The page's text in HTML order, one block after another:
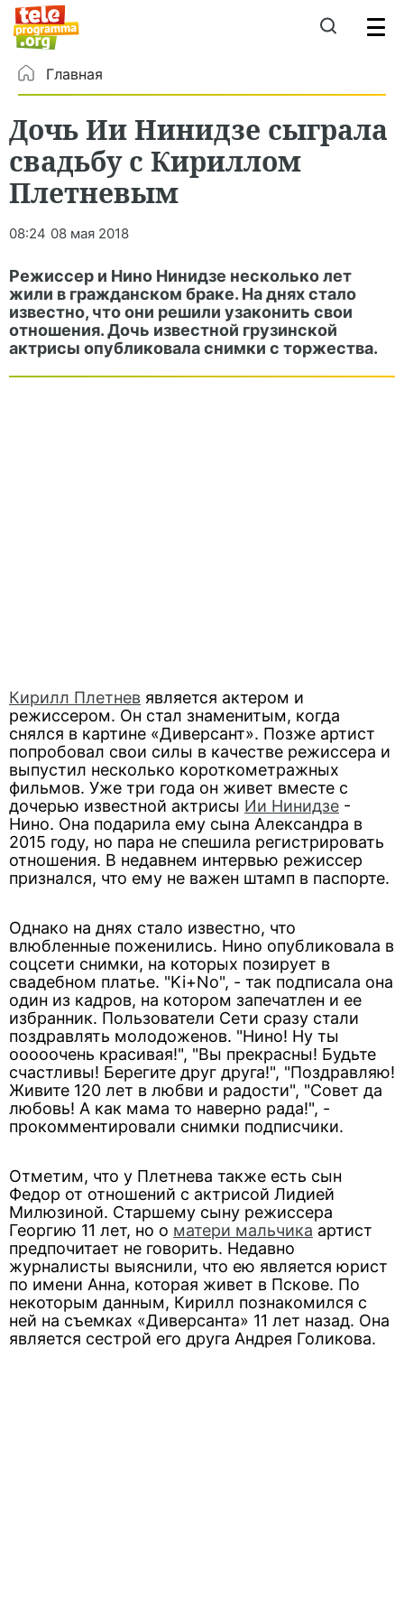
Главная
Дочь Ии Нинидзе сыграла
свадьбу с Кириллом
Плетневым
08:24 08 мая 2018
Режиссер и Нино Нинидзе несколько лет
жили в гражданском браке. На днях стало
известно, что они решили узаконить свои
отношения. Дочь известной грузинской
актрисы опубликовала снимки с торжества.
Кирилл Плетнев является актером и
режиссером. Он стал знаменитым, когда
снялся в картине «Диверсант». Позже артист
попробовал свои силы в качестве режиссера и
выпустил несколько короткометражных
фильмов. Уже три года он живет вместе с
дочерью известной актрисы Ии Нинидзе -
Нино. Она подарила ему сына Александра в
2015 году, но пара не спешила регистрировать
отношения. В недавнем интервью режиссер
признался, что ему не важен штамп в паспорте.
Однако на днях стало известно, что
влюбленные поженились. Нино опубликовала в
соцсети снимки, на которых позирует в
свадебном платье. "Ki+No", - так подписала она
один из кадров, на котором запечатлен и ее
избранник. Пользователи Сети сразу стали
поздравлять молодоженов. "Нино! Ну ты
ооооочень красивая!", "Вы прекрасны! Будьте
счастливы! Берегите друг друга!", "Поздравляю!
Живите 120 лет в любви и радости", "Совет да
любовь! А как мама то наверно рада!", -
прокомментировали снимки подписчики.
Отметим, что у Плетнева также есть сын
Федор от отношений с актрисой Лидией
Милюзиной. Старшему сыну режиссера
Георгию 11 лет, но о матери мальчика артист
предпочитает не говорить. Недавно
журналисты выяснили, что ею является юрист
по имени Анна, которая живет в Пскове. По
некоторым данным, Кирилл познакомился с
ней на съемках «Диверсанта» 11 лет назад. Она
является сестрой его друга Андрея Голикова.